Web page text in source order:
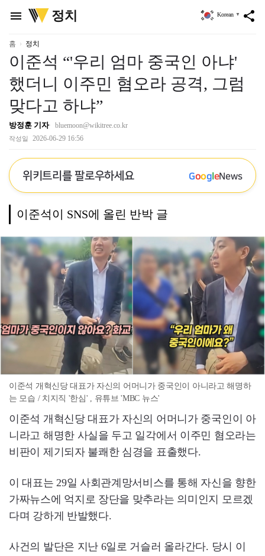
menu
위
키
정치 share
Korean ▼
홈 정치
이준석 “'우리 엄마 중국인 아냐'
했더니 이주민 혐오라 공격, 그럼
맞다고 하냐”
방정훈 기자 bluemoon@wikitree.co.kr
작성일 2026-06-29 16:56
위키트리를 팔로우하세요 GoogleNews
이준석이 SNS에 올린 반박 글
이준석 개혁신당 대표가 자신의 어머니가 중국인이 아니라고 해명하
는 모습 / 치지직 '한심' , 유튜브 'MBC 뉴스'
이준석 개혁신당 대표가 자신의 어머니가 중국인이 아
니라고 해명한 사실을 두고 일각에서 이주민 혐오라는
비판이 제기되자 불쾌한 심경을 표출했다.
이 대표는 29일 사회관계망서비스를 통해 자신을 향한
가짜뉴스에 억지로 장단을 맞추라는 의미인지 모르겠
다며 강하게 반발했다.
사건의 발단은 지난 6일로 거슬러 올라간다. 당시 이